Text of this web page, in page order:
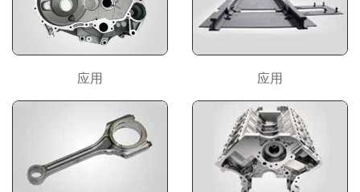
应用 应用